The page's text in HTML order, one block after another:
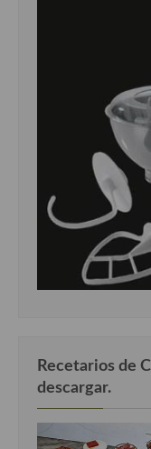
Recetarios de
descargar.